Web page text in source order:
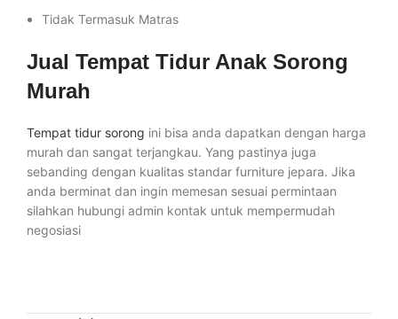
Tidak Termasuk Matras
Jual Tempat Tidur Anak Sorong
Murah
Tempat tidur sorong ini bisa anda dapatkan dengan harga
murah dan sangat terjangkau. Yang pastinya juga
sebanding dengan kualitas standar furniture jepara. Jika
anda berminat dan ingin memesan sesuai permintaan
silahkan hubungi admin kontak untuk mempermudah
negosiasi